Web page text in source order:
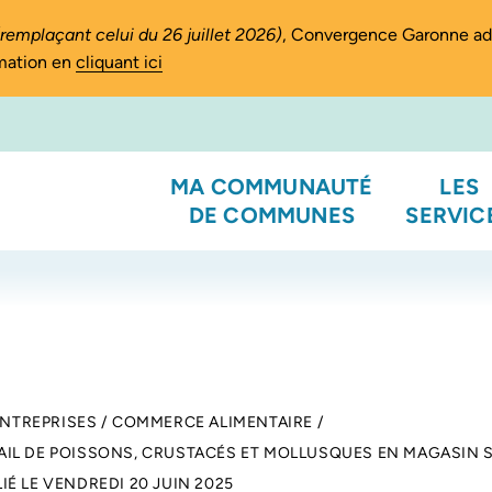
celui du 26 juillet 2026), Convergence Garonne
en cliquant ici
MA COMMUNAUTÉ
DE COMMUNES
LES
/ COMMERCE ALIMENTAIRE /
DE POISSONS, CRUSTACÉS ET MOLLUSQUES EN MAGASIN
LEVENDREDI 20 JUIN 2025